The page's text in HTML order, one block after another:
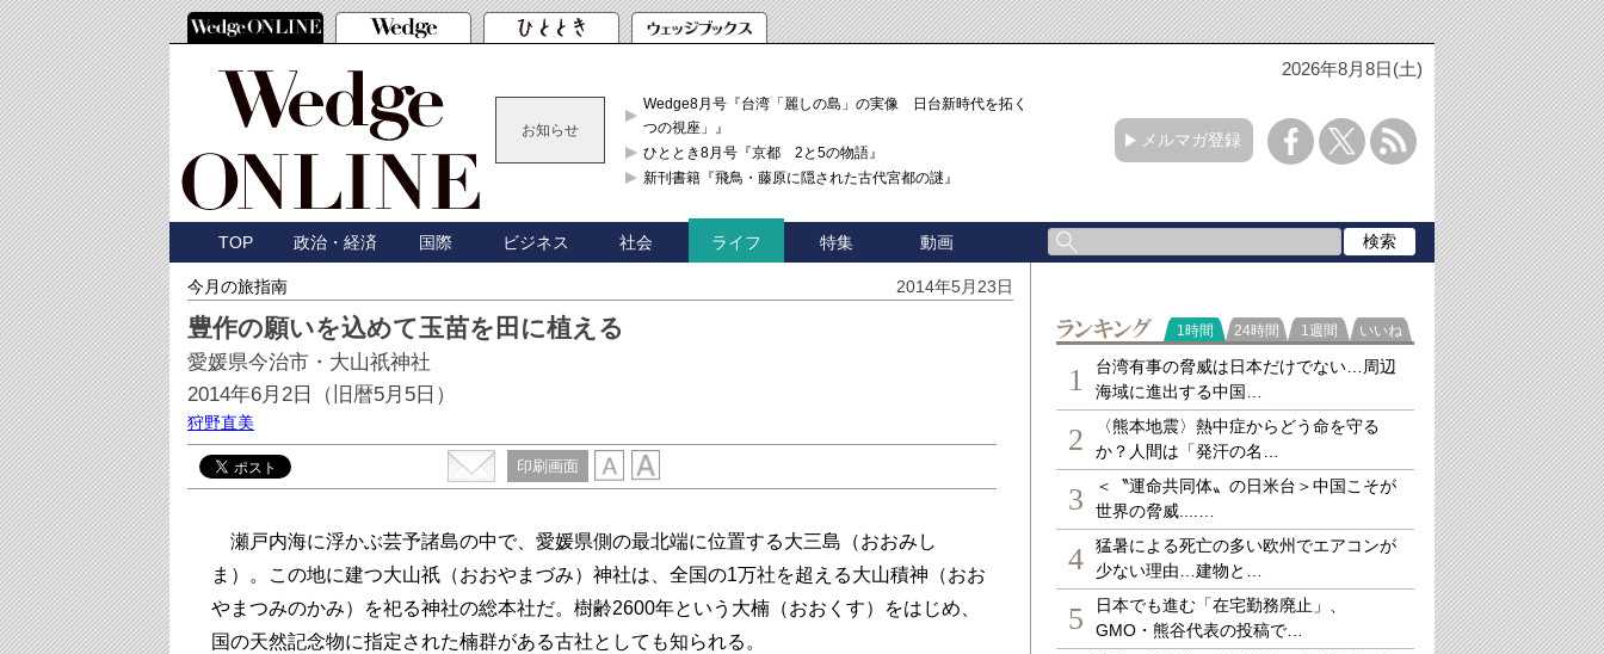
2026年8月8日(土)
お知らせ
Wedge8月号『台湾「麗しの島」の実像 日台新時代を拓く「3
つの視座」』
ひととき8月号『京都 2と5の物語』
新刊書籍『飛鳥・藤原に隠された古代宮都の謎』
メルマガ登録
TOP 政治・経済 国際 ビジネス 社会 ライフ 特集 動画
今月の旅指南 2014年5月23日
豊作の願いを込めて玉苗を田に植える
愛媛県今治市・大山祇神社
2014年6月2日（旧暦5月5日）
狩野直美
印刷画面
瀬戸内海に浮かぶ芸予諸島の中で、愛媛県側の最北端に位置する大三島（おおみし
ま）。この地に建つ大山祇（おおやまづみ）神社は、全国の1万社を超える大山積神（おお
やまつみのかみ）を祀る神社の総本社だ。樹齢2600年という大楠（おおくす）をはじめ、
国の天然記念物に指定された楠群がある古社としても知られる。
ランキング
1時間 24時間 1週間 いいね
1
台湾有事の脅威は日本だけでない…周辺
海域に進出する中国…
2
〈熊本地震〉熱中症からどう命を守る
か？人間は「発汗の名…
3
＜〝運命共同体〟の日米台＞中国こそが
世界の脅威....…
4
猛暑による死亡の多い欧州でエアコンが
少ない理由…建物と…
5
日本でも進む「在宅勤務廃止」、
GMO・熊谷代表の投稿で…